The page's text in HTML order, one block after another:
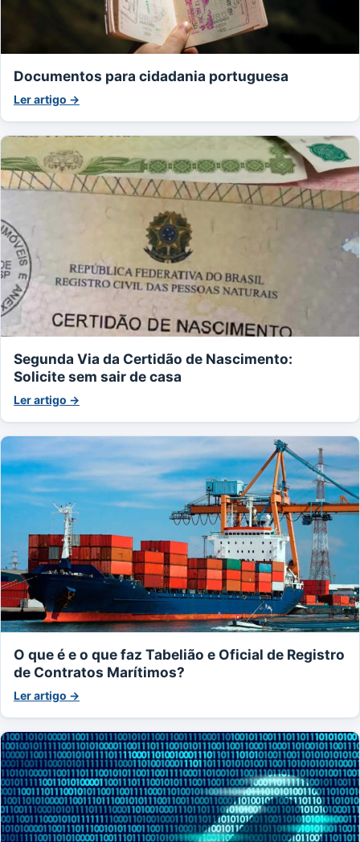
Documentos para cidadania portuguesa
Ler artigo →
Segunda Via da Certidão de Nascimento:
Solicite sem sair de casa
Ler artigo →
O que é e o que faz Tabelião e Oficial de Registro
de Contratos Marítimos?
Ler artigo →